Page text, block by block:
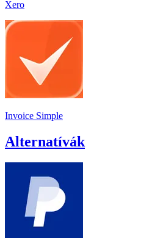
Xero
Invoice Simple
Alternatívák